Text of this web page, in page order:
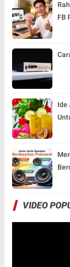
FB
Ide
VIDEO